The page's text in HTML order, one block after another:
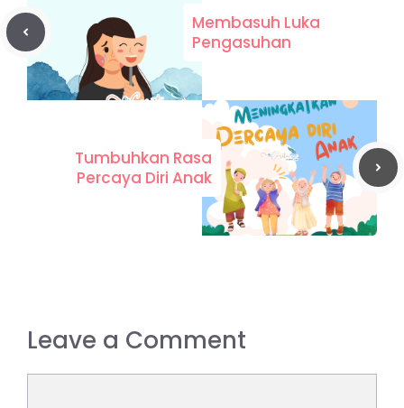
Membasuh Luka
Pengasuhan
Tumbuhkan Rasa
Percaya Diri Anak
Leave a Comment